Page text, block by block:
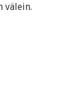
välein.